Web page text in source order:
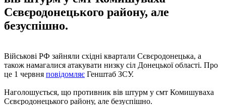
Сєвєродонецького району, але
безуспішно.
Військові РФ зайняли східні квартали Сєвєродонецька, а
також намагалися атакувати низку сіл Донецької області. Про
це 1 червня повідомляє Генштаб ЗСУ.
Наголошується, що противник вів штурм у смт Комишуваха
Сєвєродонецького району, але безуспішно.